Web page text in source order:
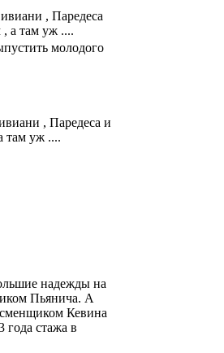
, Паредеса
а там уж ....
молодого
, Паредеса и
там уж ....
надежды на
Пьянича. А
сменщиком Кевина
стажа в